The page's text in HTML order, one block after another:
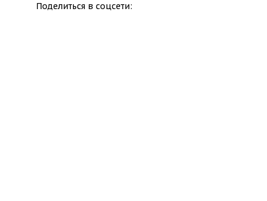
Поделиться в соцсети: